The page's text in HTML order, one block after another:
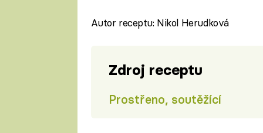
Autor receptu: Nikol Herudková
Zdroj receptu
Prostřeno, soutěžící